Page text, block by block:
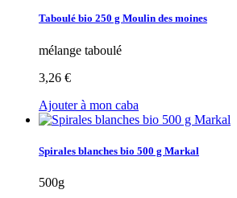
Taboulé bio 250 g Moulin des moines
mélange taboulé
3,26 €
Ajouter à mon caba
Spirales blanches bio 500 g Markal
500g